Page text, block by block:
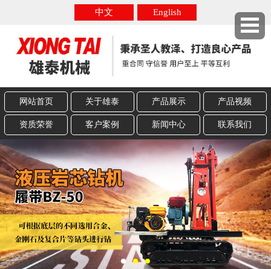
中文 English
网站首页 关于雄泰 产品展示 产品视频
资质荣誉 客户案例 新闻中心 联系我们